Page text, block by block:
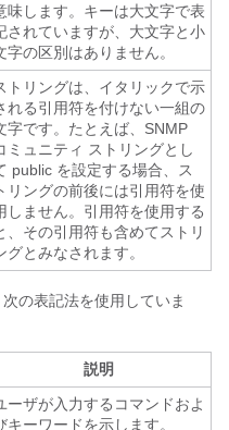
味します。キーは大文字で表
されていますが、大文字と小
字の区別はありません。
トリングは、イタリックで示
れる引用符を付けない一組の
字です。たとえば、SNMP
ミュニティ ストリングとし
public を設定する場合、ス
リングの前後には引用符を使
しません。引用符を使用する
、その引用符も含めてストリ
グとみなされます。
の表記法を使用していま
説明
ーザが入力するコマンドおよ
キーワードを示します。